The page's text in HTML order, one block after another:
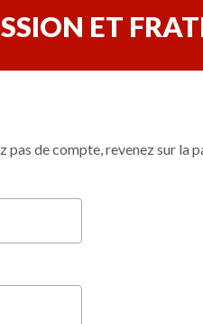
ET
pas de compte, revenez sur la